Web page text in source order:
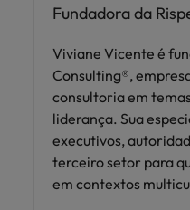
Fundadora da
Viviane Vicente é
Consulting®,
consultoria em
liderança. Sua
executivos,
terceiro setor para
em contextos